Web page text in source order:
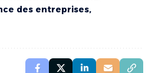
des entreprises